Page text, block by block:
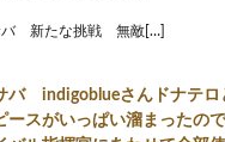
バ 新たな挑戦 無敵[…]
バ indigoblueさんドナテロ
ースがいっぱい溜まったの